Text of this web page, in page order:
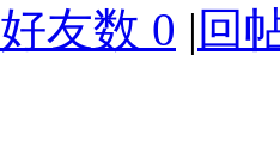
好友数 0 | 回